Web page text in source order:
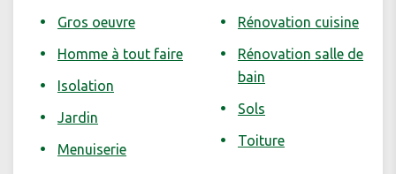
Gros oeuvre
Homme à tout faire
Isolation
Jardin
Menuiserie
Rénovation cuisine
Rénovation salle de
bain
Sols
Toiture